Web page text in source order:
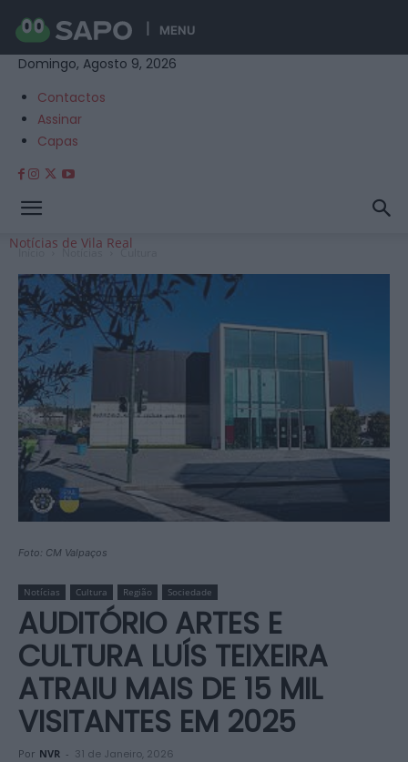
MENU
Domingo, Agosto 9, 2026
Contactos
Assinar
Capas
Notícias de Vila Real
Início Notícias Cultura
Foto: CM Valpaços
Notícias Cultura Região Sociedade
AUDITÓRIO ARTES E
CULTURA LUÍS TEIXEIRA
ATRAIU MAIS DE 15 MIL
VISITANTES EM 2025
Por NVR - 31 de Janeiro, 2026